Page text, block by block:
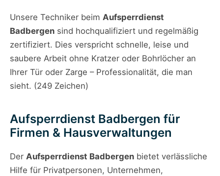
Unsere Techniker beim Aufsperrdienst
Badbergen sind hochqualifiziert und regelmäßig
zertifiziert. Dies verspricht schnelle, leise und
saubere Arbeit ohne Kratzer oder Bohrlöcher an
Ihrer Tür oder Zarge – Professionalität, die man
sieht. (249 Zeichen)
Aufsperrdienst Badbergen für
Firmen & Hausverwaltungen
Der Aufsperrdienst Badbergen bietet verlässliche
Hilfe für Privatpersonen, Unternehmen,